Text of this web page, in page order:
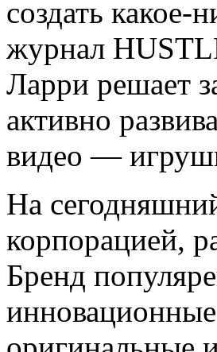
создать какое-
журнал
Ларри решает
активно
видео —
На
корпорацией,
Бренд